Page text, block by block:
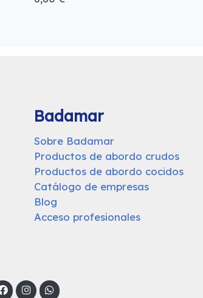
Badamar
Sobre Badamar
Productos de abordo crudos
Productos de abordo cocidos
Catálogo de empresas
Blog
Acceso profesionales